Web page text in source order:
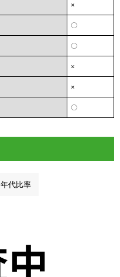
×
〇
〇
×
×
〇
年代比率